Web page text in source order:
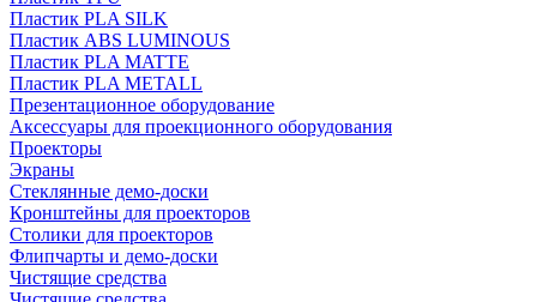
Пластик PLA SILK
Пластик ABS LUMINOUS
Пластик PLA MATTE
Пластик PLA METALL
Презентационное оборудование
Аксессуары для проекционного оборудования
Проекторы
Экраны
Стеклянные демо-доски
Кронштейны для проекторов
Столики для проекторов
Флипчарты и демо-доски
Чистящие средства